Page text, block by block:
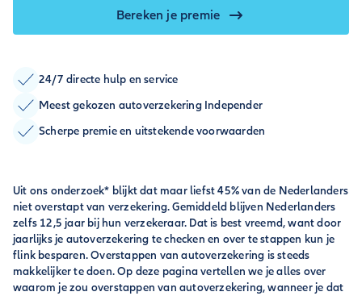
Bereken je premie
24/7 directe hulp en service
Meest gekozen autoverzekering Independer
Scherpe premie en uitstekende voorwaarden
Uit ons onderzoek* blijkt dat maar liefst 45% van de Nederlanders
niet overstapt van verzekering. Gemiddeld blijven Nederlanders
zelfs 12,5 jaar bij hun verzekeraar. Dat is best vreemd, want door
jaarlijks je autoverzekering te checken en over te stappen kun je
flink besparen. Overstappen van autoverzekering is steeds
makkelijker te doen. Op deze pagina vertellen we je alles over
waarom je zou overstappen van autoverzekering, wanneer je dat